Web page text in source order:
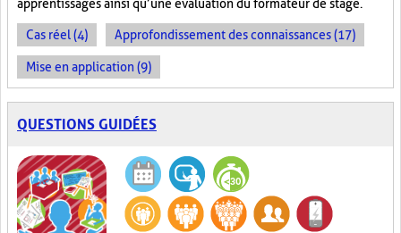
apprentissages ainsi qu’une évaluation du formateur de stage.
Cas réel (4) Approfondissement des connaissances (17)
Mise en application (9)
QUESTIONS GUIDÉES